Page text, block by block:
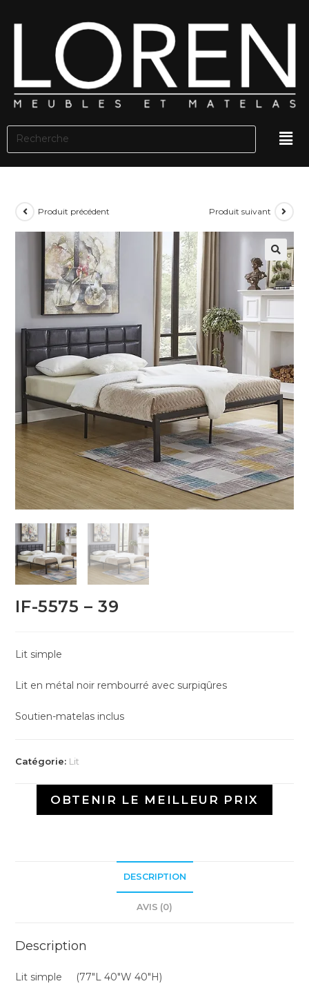
Produit précédent Produit suivant
🔍
IF-5575 – 39
Lit simple
Lit en métal noir rembourré avec surpiqûres
Soutien-matelas inclus
Catégorie: Lit
OBTENIR LE MEILLEUR PRIX
DESCRIPTION
AVIS (0)
Description
Lit simple (77″L 40″W 40″H)